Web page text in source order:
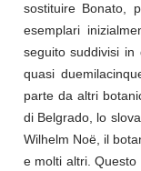
sostituire Bonato,
esemplari
seguito suddivisi in
quasi
parte da altri
di Belgrado, lo
Wilhelm Noë, il
e molti altri.